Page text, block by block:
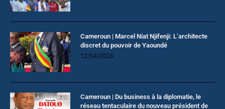
Cameroun | Marcel Niat Njifenji: L’architecte
discret du pouvoir de Yaoundé
12/04/2026
Cameroun | Du business à la diplomatie, le
réseau tentaculaire du nouveau président de